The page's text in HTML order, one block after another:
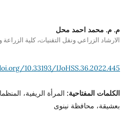
م. م. محمد احمد محل
الارشاد الزراعي ونقل التقنيات، كلية
10.33193/IJoHSS.36.2022.445
الكلمات المفتاحية: المرأة الريفية،
بعشيقة، محافظة نينوى